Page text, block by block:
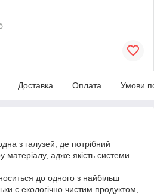
Доставка Оплата Умови
з галузей, де потрібний
матеріалу, адже якість системи
до одного з найбільш
є екологічно чистим продуктом,